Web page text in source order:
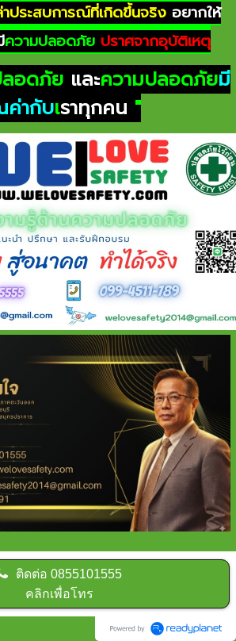
าประสบการณ์ที่เกิดขึ้นจริง อยากให้
ความปลอดภัย ปราศจากอุบัติเหตุ
อดภัย และความปลอดภัยมี
ากับเราทุกคน "
ติดต่อ0855101555
คลิกเพื่อโทร